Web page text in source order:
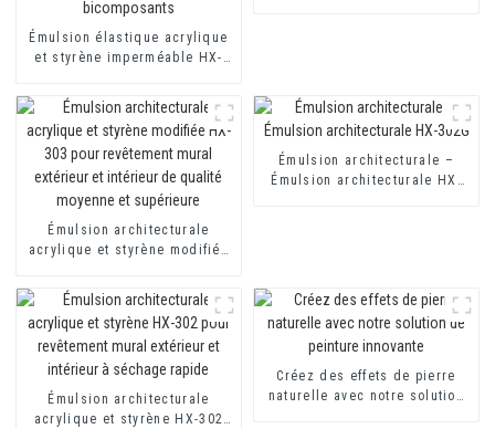
Émulsion élastique acrylique
et styrène imperméable HX-
imperméables à base de
ciment monocomposants et
bicomposants
Émulsion architecturale
acrylique et styrène modifiée
extérieur et intérieur de
qualité moyenne et supérieure
Émulsion architecturale –
Émulsion architecturale HX-
Émulsion architecturale
acrylique et styrène HX-302
Créez des effets de pierre
naturelle avec notre solution